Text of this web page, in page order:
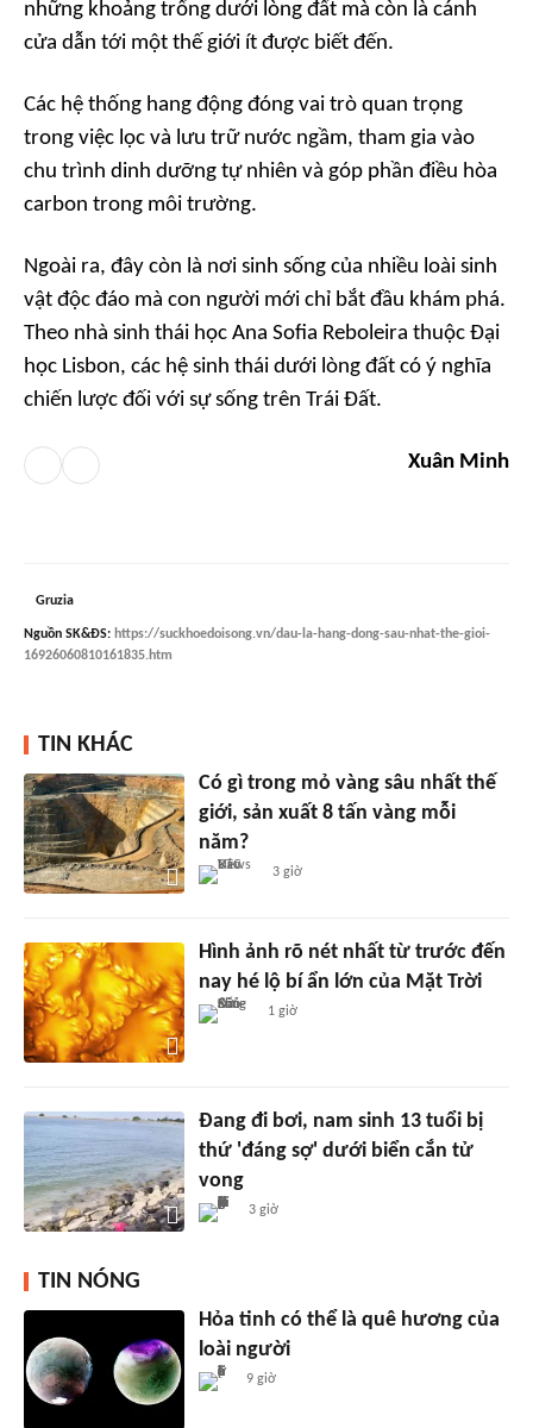
những khoảng trống dưới lòng đất mà còn là cánh
cửa dẫn tới một thế giới ít được biết đến.
Các hệ thống hang động đóng vai trò quan trọng
trong việc lọc và lưu trữ nước ngầm, tham gia vào
chu trình dinh dưỡng tự nhiên và góp phần điều hòa
carbon trong môi trường.
Ngoài ra, đây còn là nơi sinh sống của nhiều loài sinh
vật độc đáo mà con người mới chỉ bắt đầu khám phá.
Theo nhà sinh thái học Ana Sofia Reboleira thuộc Đại
học Lisbon, các hệ sinh thái dưới lòng đất có ý nghĩa
chiến lược đối với sự sống trên Trái Đất.
Xuân Minh
Gruzia
Nguồn SK&ĐS: https://suckhoedoisong.vn/dau-la-hang-dong-sau-nhat-the-gioi-
16926060810161835.htm
TIN KHÁC
Có gì trong mỏ vàng sâu nhất thế
giới, sản xuất 8 tấn vàng mỗi
năm?
3 giờ
Hình ảnh rõ nét nhất từ trước đến
nay hé lộ bí ẩn lớn của Mặt Trời
1 giờ
Đang đi bơi, nam sinh 13 tuổi bị
thứ 'đáng sợ' dưới biển cắn tử
vong
3 giờ
TIN NÓNG
Hỏa tinh có thể là quê hương của
loài người
9 giờ